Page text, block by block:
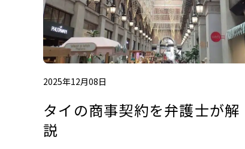
2025年12月08日
タイの商事契約を弁護士が解
説